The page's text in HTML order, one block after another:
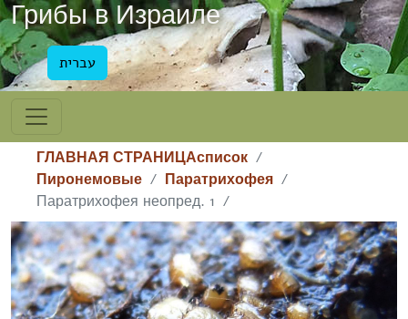
Грибы в Израиле
עברית
ГЛАВНАЯ СТРАНИЦАсписок
Пиронемовые
Паратрихофея
Паратрихофея неопред. 1